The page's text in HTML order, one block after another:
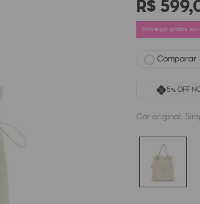
R$599,
Entrega grátis
Comparar
5% OFF
Cor original: